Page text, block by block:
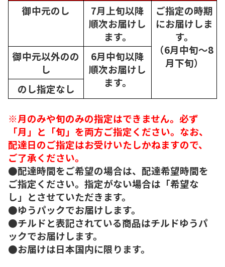
御中元のし
7月上旬以降
順次お届けし
ます。
ご指定の時期
にお届けしま
す。
（6月中旬～8
月下旬）
御中元以外のの
し
6月中旬以降
順次お届けし
ます。
のし指定なし
※月のみや旬のみの指定はできません。必ず
「月」と「旬」を両方ご指定ください。なお、
配達日のご指定はお受けいたしかねますので、
ご了承ください。
●配達時間をご希望の場合は、配達希望時間を
ご指定ください。指定がない場合は「希望な
し」とさせていただきます。
●ゆうパックでお届けします。
●チルドと表記されている商品はチルドゆうパ
ックでお届けします。
●お届けは日本国内に限ります。